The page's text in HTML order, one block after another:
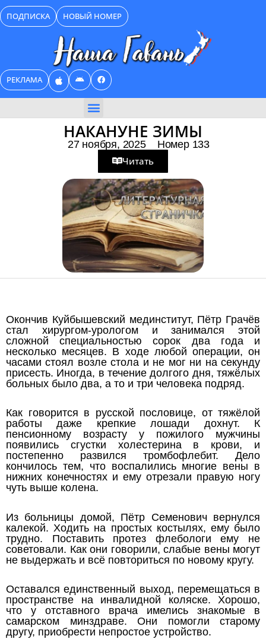
Перейти
к
содержимому
ПОДПИСКА НОВЫЙ НОМЕР
РЕКЛАМА
НАКАНУНЕ ЗИМЫ
27 ноября, 2025
Номер 133
Читать
Окончив Куйбышевский мединститут, Пётр Грачёв
стал хирургом-урологом и занимался этой
сложной специальностью сорок два года и
несколько месяцев. В ходе любой операции, он
часами стоял возле стола и не мог ни на секунду
присесть. Иногда, в течение долгого дня, тяжёлых
больных было два, а то и три человека подряд.
Как говорится в русской пословице, от тяжёлой
работы даже крепкие лошади дохнут. К
пенсионному возрасту у пожилого мужчины
появились сгустки холестерина в крови, и
постепенно развился тромбофлебит. Дело
кончилось тем, что воспалились многие вены в
нижних конечностях и ему отрезали правую ногу
чуть выше колена.
Из больницы домой, Пётр Семенович вернулся
калекой. Ходить на простых костылях, ему было
трудно. Поставить протез флебологи ему не
советовали. Как они говорили, слабые вены могут
не выдержать и всё повториться по новому кругу.
Оставался единственный выход, перемещаться в
пространстве на инвалидной коляске. Хорошо,
что у отставного врача имелись знакомые в
самарском минздраве. Они помогли старому
другу, приобрести непростое устройство.